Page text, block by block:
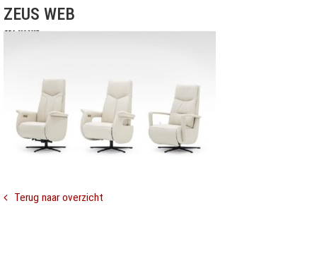
ZEUS WEB
Terug naar overzicht